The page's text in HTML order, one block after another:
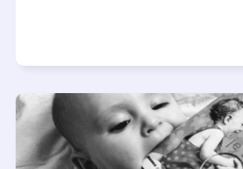
APPEL À SOUTIEN